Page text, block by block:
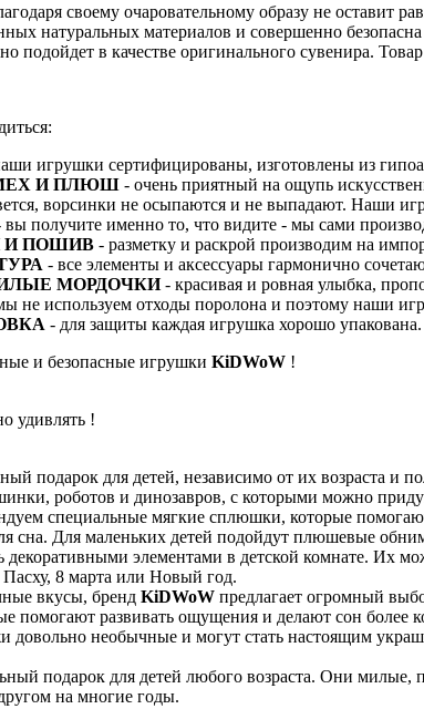
своему очаровательному образу не
натуральных материалов и совершенно
подойдет в качестве оригинального сувенира.
игрушки сертифицированы, изготовлены из
И ПЛЮШ - очень приятный на ощупь
ворсинки не осыпаются и не выпадают. Наши
вы получите именно то, что видите - мы сами
И ПОШИВ - разметку и раскрой производим на
- все элементы и аксессуары гармонично
МОРДОЧКИ- красивая и ровная улыбка,
не используем отходы поролона и поэтому наши
- для защиты каждая игрушка хорошо
и безопасные игрушки KiDWoW !
удивлять !
подарок для детей, независимо от их возраста и
роботов и динозавров, с которыми можно
специальные мягкие сплюшки, которые
сна. Для маленьких детей подойдут плюшевые
элементами в детской комнате. Их
8 марта или Новый год.
вкусы, бренд KiDWoW предлагает огромный
помогают развивать ощущения и делают сон более
довольно необычные и могут стать настоящим
подарок для детей любого возраста. Они
на многие годы.